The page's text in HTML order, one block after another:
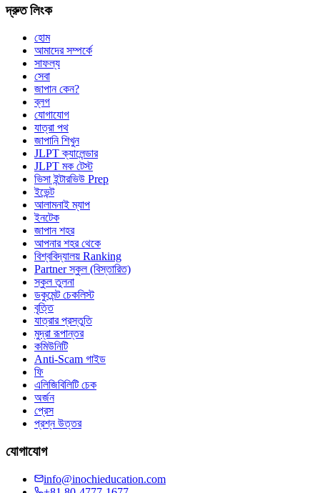
দ্রুত লিংক
হোম
আমাদের সম্পর্কে
সাফল্য
সেবা
জাপান কেন?
ব্লগ
যোগাযোগ
যাত্রা পথ
জাপানি শিখুন
JLPT ক্যালেন্ডার
JLPT মক টেস্ট
ভিসা ইন্টারভিউ Prep
ইভেন্ট
আলামনাই ম্যাপ
ইনটেক
জাপান শহর
আপনার শহর থেকে
বিশ্ববিদ্যালয় Ranking
Partner স্কুল (বিস্তারিত)
স্কুল তুলনা
ডকুমেন্ট চেকলিস্ট
বৃত্তি
যাত্রার প্রস্তুতি
মুদ্রা রূপান্তর
কমিউনিটি
Anti-Scam গাইড
ফি
এলিজিবিলিটি চেক
অর্জন
প্রেস
প্রশ্ন উত্তর
যোগাযোগ
info@inochieducation.com